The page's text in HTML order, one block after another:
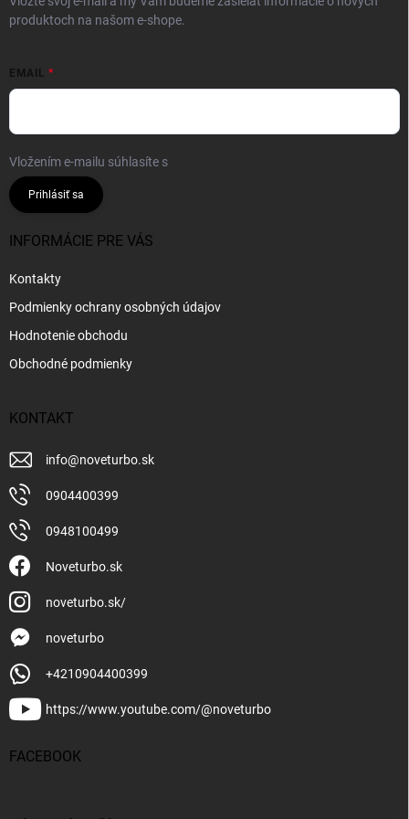
produktoch na našom e-shope.
EMAIL
Vložením e-mailu súhlasíte s
Prihlásiť sa
INFORMÁCIE PRE VÁS
Kontakty
Podmienky ochrany osobných údajov
Hodnotenie obchodu
Obchodné podmienky
KONTAKT
info@noveturbo.sk
0904400399
0948100499
Noveturbo.sk
noveturbo.sk/
noveturbo
+4210904400399
https://www.youtube.com/@noveturbo
FACEBOOK